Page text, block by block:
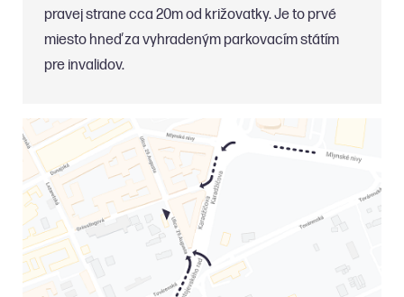
pravej strane cca 20m od križovatky. Je to prvé
miesto hneď za vyhradeným parkovacím státím
pre invalidov.